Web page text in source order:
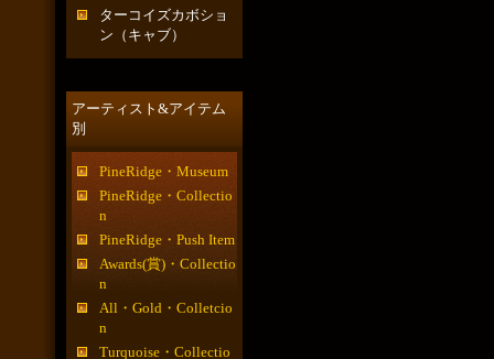
ターコイズカボショ
ン（キャブ）
アーティスト&アイテム
別
PineRidge・Museum
PineRidge・Collectio
n
PineRidge・Push Item
Awards(賞)・Collectio
n
All・Gold・Colletcio
n
Turquoise・Collectio